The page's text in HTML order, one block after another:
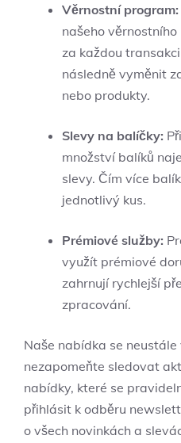
Věrnostní program:
našeho
za každou
následně vyměnit
nebo produkty.
Slevy na balíčky:
množství balíků
slevy. Čím více
jednotlivý kus.
Prémiové služby:
využít prémiové
zahrnují rychlejší
zpracování.
Naše nabídka se
nezapomeňte sledovat
nabídky, které se
přihlásit k odběru
o všech novinkách a